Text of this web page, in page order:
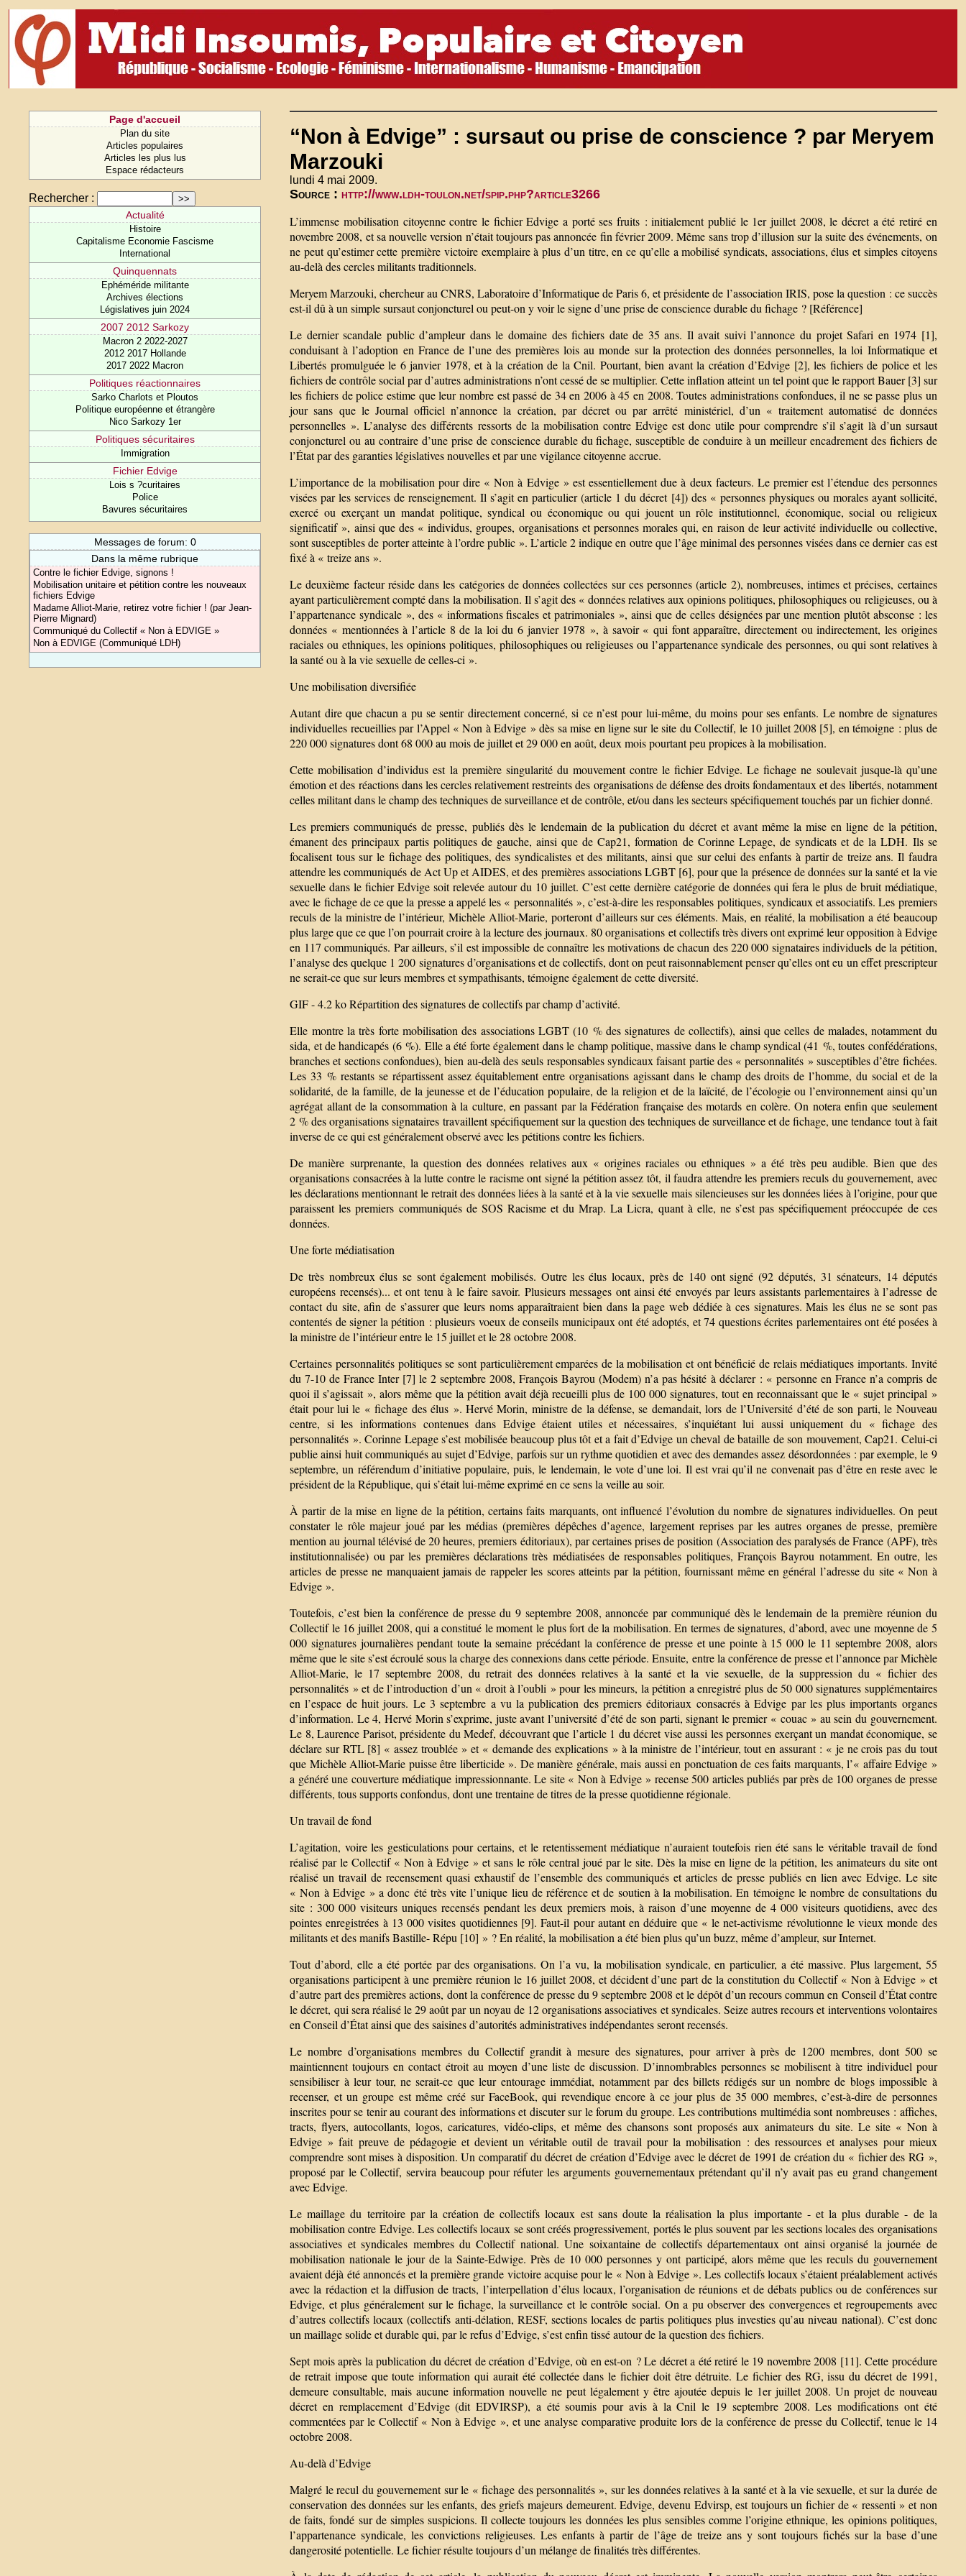
Page d'accueil
Plan du site
Articles populaires
Articles les plus lus
Espace rédacteurs
Rechercher :
Actualité
Histoire
Capitalisme Economie Fascisme
International
Quinquennats
Ephéméride militante
Archives élections
Législatives juin 2024
2007 2012 Sarkozy
Macron 2 2022-2027
2012 2017 Hollande
2017 2022 Macron
Politiques réactionnaires
Sarko Charlots et Ploutos
Politique européenne et étrangère
Nico Sarkozy 1er
Politiques sécuritaires
Immigration
Fichier Edvige
Lois s ?curitaires
Police
Bavures sécuritaires
Messages de forum: 0
Dans la même rubrique
Contre le fichier Edvige, signons !
Mobilisation unitaire et pétition contre les nouveaux
fichiers Edvige
Madame Alliot-Marie, retirez votre fichier ! (par Jean-
Pierre Mignard)
Communiqué du Collectif « Non à EDVIGE »
Non à EDVIGE (Communiqué LDH)
“Non à Edvige” : sursaut ou prise de conscience ? par Meryem
Marzouki
lundi 4 mai 2009.
Source :http://www.ldh-toulon.net/spip.php?article3266
L’immense mobilisation citoyenne contre le fichier Edvige a porté ses fruits : initialement publié le 1er juillet 2008, le décret a été retiré en
novembre 2008, et sa nouvelle version n’était toujours pas annoncée fin février 2009. Même sans trop d’illusion sur la suite des événements, on
ne peut qu’estimer cette première victoire exemplaire à plus d’un titre, en ce qu’elle a mobilisé syndicats, associations, élus et simples citoyens
au-delà des cercles militants traditionnels.
Meryem Marzouki, chercheur au CNRS, Laboratoire d’Informatique de Paris 6, et présidente de l’association IRIS, pose la question : ce succès
est-il dû à un simple sursaut conjoncturel ou peut-on y voir le signe d’une prise de conscience durable du fichage ? [Référence]
Le dernier scandale public d’ampleur dans le domaine des fichiers date de 35 ans. Il avait suivi l’annonce du projet Safari en 1974 [1],
conduisant à l’adoption en France de l’une des premières lois au monde sur la protection des données personnelles, la loi Informatique et
Libertés promulguée le 6 janvier 1978, et à la création de la Cnil. Pourtant, bien avant la création d’Edvige [2], les fichiers de police et les
fichiers de contrôle social par d’autres administrations n’ont cessé de se multiplier. Cette inflation atteint un tel point que le rapport Bauer [3] sur
les fichiers de police estime que leur nombre est passé de 34 en 2006 à 45 en 2008. Toutes administrations confondues, il ne se passe plus un
jour sans que le Journal officiel n’annonce la création, par décret ou par arrêté ministériel, d’un « traitement automatisé de données
personnelles ». L’analyse des différents ressorts de la mobilisation contre Edvige est donc utile pour comprendre s’il s’agit là d’un sursaut
conjoncturel ou au contraire d’une prise de conscience durable du fichage, susceptible de conduire à un meilleur encadrement des fichiers de
l’État par des garanties législatives nouvelles et par une vigilance citoyenne accrue.
L’importance de la mobilisation pour dire « Non à Edvige » est essentiellement due à deux facteurs. Le premier est l’étendue des personnes
visées par les services de renseignement. Il s’agit en particulier (article 1 du décret [4]) des « personnes physiques ou morales ayant sollicité,
exercé ou exerçant un mandat politique, syndical ou économique ou qui jouent un rôle institutionnel, économique, social ou religieux
significatif », ainsi que des « individus, groupes, organisations et personnes morales qui, en raison de leur activité individuelle ou collective,
sont susceptibles de porter atteinte à l’ordre public ». L’article 2 indique en outre que l’âge minimal des personnes visées dans ce dernier cas est
fixé à « treize ans ».
Le deuxième facteur réside dans les catégories de données collectées sur ces personnes (article 2), nombreuses, intimes et précises, certaines
ayant particulièrement compté dans la mobilisation. Il s’agit des « données relatives aux opinions politiques, philosophiques ou religieuses, ou à
l’appartenance syndicale », des « informations fiscales et patrimoniales », ainsi que de celles désignées par une mention plutôt absconse : les
données « mentionnées à l’article 8 de la loi du 6 janvier 1978 », à savoir « qui font apparaître, directement ou indirectement, les origines
raciales ou ethniques, les opinions politiques, philosophiques ou religieuses ou l’appartenance syndicale des personnes, ou qui sont relatives à
la santé ou à la vie sexuelle de celles-ci ».
Une mobilisation diversifiée
Autant dire que chacun a pu se sentir directement concerné, si ce n’est pour lui-même, du moins pour ses enfants. Le nombre de signatures
individuelles recueillies par l’Appel « Non à Edvige » dès sa mise en ligne sur le site du Collectif, le 10 juillet 2008 [5], en témoigne : plus de
220 000 signatures dont 68 000 au mois de juillet et 29 000 en août, deux mois pourtant peu propices à la mobilisation.
Cette mobilisation d’individus est la première singularité du mouvement contre le fichier Edvige. Le fichage ne soulevait jusque-là qu’une
émotion et des réactions dans les cercles relativement restreints des organisations de défense des droits fondamentaux et des libertés, notamment
celles militant dans le champ des techniques de surveillance et de contrôle, et/ou dans les secteurs spécifiquement touchés par un fichier donné.
Les premiers communiqués de presse, publiés dès le lendemain de la publication du décret et avant même la mise en ligne de la pétition,
émanent des principaux partis politiques de gauche, ainsi que de Cap21, formation de Corinne Lepage, de syndicats et de la LDH. Ils se
focalisent tous sur le fichage des politiques, des syndicalistes et des militants, ainsi que sur celui des enfants à partir de treize ans. Il faudra
attendre les communiqués de Act Up et AIDES, et des premières associations LGBT [6], pour que la présence de données sur la santé et la vie
sexuelle dans le fichier Edvige soit relevée autour du 10 juillet. C’est cette dernière catégorie de données qui fera le plus de bruit médiatique,
avec le fichage de ce que la presse a appelé les « personnalités », c’est-à-dire les responsables politiques, syndicaux et associatifs. Les premiers
reculs de la ministre de l’intérieur, Michèle Alliot-Marie, porteront d’ailleurs sur ces éléments. Mais, en réalité, la mobilisation a été beaucoup
plus large que ce que l’on pourrait croire à la lecture des journaux. 80 organisations et collectifs très divers ont exprimé leur opposition à Edvige
en 117 communiqués. Par ailleurs, s’il est impossible de connaître les motivations de chacun des 220 000 signataires individuels de la pétition,
l’analyse des quelque 1 200 signatures d’organisations et de collectifs, dont on peut raisonnablement penser qu’elles ont eu un effet prescripteur
ne serait-ce que sur leurs membres et sympathisants, témoigne également de cette diversité.
GIF - 4.2 ko Répartition des signatures de collectifs par champ d’activité.
Elle montre la très forte mobilisation des associations LGBT (10 % des signatures de collectifs), ainsi que celles de malades, notamment du
sida, et de handicapés (6 %). Elle a été forte également dans le champ politique, massive dans le champ syndical (41 %, toutes confédérations,
branches et sections confondues), bien au-delà des seuls responsables syndicaux faisant partie des « personnalités » susceptibles d’être fichées.
Les 33 % restants se répartissent assez équitablement entre organisations agissant dans le champ des droits de l’homme, du social et de la
solidarité, de la famille, de la jeunesse et de l’éducation populaire, de la religion et de la laïcité, de l’écologie ou l’environnement ainsi qu’un
agrégat allant de la consommation à la culture, en passant par la Fédération française des motards en colère. On notera enfin que seulement
2 % des organisations signataires travaillent spécifiquement sur la question des techniques de surveillance et de fichage, une tendance tout à fait
inverse de ce qui est généralement observé avec les pétitions contre les fichiers.
De manière surprenante, la question des données relatives aux « origines raciales ou ethniques » a été très peu audible. Bien que des
organisations consacrées à la lutte contre le racisme ont signé la pétition assez tôt, il faudra attendre les premiers reculs du gouvernement, avec
les déclarations mentionnant le retrait des données liées à la santé et à la vie sexuelle mais silencieuses sur les données liées à l’origine, pour que
paraissent les premiers communiqués de SOS Racisme et du Mrap. La Licra, quant à elle, ne s’est pas spécifiquement préoccupée de ces
données.
Une forte médiatisation
De très nombreux élus se sont également mobilisés. Outre les élus locaux, près de 140 ont signé (92 députés, 31 sénateurs, 14 députés
européens recensés)... et ont tenu à le faire savoir. Plusieurs messages ont ainsi été envoyés par leurs assistants parlementaires à l’adresse de
contact du site, afin de s’assurer que leurs noms apparaîtraient bien dans la page web dédiée à ces signatures. Mais les élus ne se sont pas
contentés de signer la pétition : plusieurs voeux de conseils municipaux ont été adoptés, et 74 questions écrites parlementaires ont été posées à
la ministre de l’intérieur entre le 15 juillet et le 28 octobre 2008.
Certaines personnalités politiques se sont particulièrement emparées de la mobilisation et ont bénéficié de relais médiatiques importants. Invité
du 7-10 de France Inter [7] le 2 septembre 2008, François Bayrou (Modem) n’a pas hésité à déclarer : « personne en France n’a compris de
quoi il s’agissait », alors même que la pétition avait déjà recueilli plus de 100 000 signatures, tout en reconnaissant que le « sujet principal »
était pour lui le « fichage des élus ». Hervé Morin, ministre de la défense, se demandait, lors de l’Université d’été de son parti, le Nouveau
centre, si les informations contenues dans Edvige étaient utiles et nécessaires, s’inquiétant lui aussi uniquement du « fichage des
personnalités ». Corinne Lepage s’est mobilisée beaucoup plus tôt et a fait d’Edvige un cheval de bataille de son mouvement, Cap21. Celui-ci
publie ainsi huit communiqués au sujet d’Edvige, parfois sur un rythme quotidien et avec des demandes assez désordonnées : par exemple, le 9
septembre, un référendum d’initiative populaire, puis, le lendemain, le vote d’une loi. Il est vrai qu’il ne convenait pas d’être en reste avec le
président de la République, qui s’était lui-même exprimé en ce sens la veille au soir.
À partir de la mise en ligne de la pétition, certains faits marquants, ont influencé l’évolution du nombre de signatures individuelles. On peut
constater le rôle majeur joué par les médias (premières dépêches d’agence, largement reprises par les autres organes de presse, première
mention au journal télévisé de 20 heures, premiers éditoriaux), par certaines prises de position (Association des paralysés de France (APF), très
institutionnalisée) ou par les premières déclarations très médiatisées de responsables politiques, François Bayrou notamment. En outre, les
articles de presse ne manquaient jamais de rappeler les scores atteints par la pétition, fournissant même en général l’adresse du site « Non à
Edvige ».
Toutefois, c’est bien la conférence de presse du 9 septembre 2008, annoncée par communiqué dès le lendemain de la première réunion du
Collectif le 16 juillet 2008, qui a constitué le moment le plus fort de la mobilisation. En termes de signatures, d’abord, avec une moyenne de 5
000 signatures journalières pendant toute la semaine précédant la conférence de presse et une pointe à 15 000 le 11 septembre 2008, alors
même que le site s’est écroulé sous la charge des connexions dans cette période. Ensuite, entre la conférence de presse et l’annonce par Michèle
Alliot-Marie, le 17 septembre 2008, du retrait des données relatives à la santé et la vie sexuelle, de la suppression du « fichier des
personnalités » et de l’introduction d’un « droit à l’oubli » pour les mineurs, la pétition a enregistré plus de 50 000 signatures supplémentaires
en l’espace de huit jours. Le 3 septembre a vu la publication des premiers éditoriaux consacrés à Edvige par les plus importants organes
d’information. Le 4, Hervé Morin s’exprime, juste avant l’université d’été de son parti, signant le premier « couac » au sein du gouvernement.
Le 8, Laurence Parisot, présidente du Medef, découvrant que l’article 1 du décret vise aussi les personnes exerçant un mandat économique, se
déclare sur RTL [8] « assez troublée » et « demande des explications » à la ministre de l’intérieur, tout en assurant : « je ne crois pas du tout
que Michèle Alliot-Marie puisse être liberticide ». De manière générale, mais aussi en ponctuation de ces faits marquants, l’« affaire Edvige »
a généré une couverture médiatique impressionnante. Le site « Non à Edvige » recense 500 articles publiés par près de 100 organes de presse
différents, tous supports confondus, dont une trentaine de titres de la presse quotidienne régionale.
Un travail de fond
L’agitation, voire les gesticulations pour certains, et le retentissement médiatique n’auraient toutefois rien été sans le véritable travail de fond
réalisé par le Collectif « Non à Edvige » et sans le rôle central joué par le site. Dès la mise en ligne de la pétition, les animateurs du site ont
réalisé un travail de recensement quasi exhaustif de l’ensemble des communiqués et articles de presse publiés en lien avec Edvige. Le site
« Non à Edvige » a donc été très vite l’unique lieu de référence et de soutien à la mobilisation. En témoigne le nombre de consultations du
site : 300 000 visiteurs uniques recensés pendant les deux premiers mois, à raison d’une moyenne de 4 000 visiteurs quotidiens, avec des
pointes enregistrées à 13 000 visites quotidiennes [9]. Faut-il pour autant en déduire que « le net-activisme révolutionne le vieux monde des
militants et des manifs Bastille- Répu [10] » ? En réalité, la mobilisation a été bien plus qu’un buzz, même d’ampleur, sur Internet.
Tout d’abord, elle a été portée par des organisations. On l’a vu, la mobilisation syndicale, en particulier, a été massive. Plus largement, 55
organisations participent à une première réunion le 16 juillet 2008, et décident d’une part de la constitution du Collectif « Non à Edvige » et
d’autre part des premières actions, dont la conférence de presse du 9 septembre 2008 et le dépôt d’un recours commun en Conseil d’État contre
le décret, qui sera réalisé le 29 août par un noyau de 12 organisations associatives et syndicales. Seize autres recours et interventions volontaires
en Conseil d’État ainsi que des saisines d’autorités administratives indépendantes seront recensés.
Le nombre d’organisations membres du Collectif grandit à mesure des signatures, pour arriver à près de 1200 membres, dont 500 se
maintiennent toujours en contact étroit au moyen d’une liste de discussion. D’innombrables personnes se mobilisent à titre individuel pour
sensibiliser à leur tour, ne serait-ce que leur entourage immédiat, notamment par des billets rédigés sur un nombre de blogs impossible à
recenser, et un groupe est même créé sur FaceBook, qui revendique encore à ce jour plus de 35 000 membres, c’est-à-dire de personnes
inscrites pour se tenir au courant des informations et discuter sur le forum du groupe. Les contributions multimédia sont nombreuses : affiches,
tracts, flyers, autocollants, logos, caricatures, vidéo-clips, et même des chansons sont proposés aux animateurs du site. Le site « Non à
Edvige » fait preuve de pédagogie et devient un véritable outil de travail pour la mobilisation : des ressources et analyses pour mieux
comprendre sont mises à disposition. Un comparatif du décret de création d’Edvige avec le décret de 1991 de création du « fichier des RG »,
proposé par le Collectif, servira beaucoup pour réfuter les arguments gouvernementaux prétendant qu’il n’y avait pas eu grand changement
avec Edvige.
Le maillage du territoire par la création de collectifs locaux est sans doute la réalisation la plus importante - et la plus durable - de la
mobilisation contre Edvige. Les collectifs locaux se sont créés progressivement, portés le plus souvent par les sections locales des organisations
associatives et syndicales membres du Collectif national. Une soixantaine de collectifs départementaux ont ainsi organisé la journée de
mobilisation nationale le jour de la Sainte-Edwige. Près de 10 000 personnes y ont participé, alors même que les reculs du gouvernement
avaient déjà été annoncés et la première grande victoire acquise pour le « Non à Edvige ». Les collectifs locaux s’étaient préalablement activés
avec la rédaction et la diffusion de tracts, l’interpellation d’élus locaux, l’organisation de réunions et de débats publics ou de conférences sur
Edvige, et plus généralement sur le fichage, la surveillance et le contrôle social. On a pu observer des convergences et regroupements avec
d’autres collectifs locaux (collectifs anti-délation, RESF, sections locales de partis politiques plus investies qu’au niveau national). C’est donc
un maillage solide et durable qui, par le refus d’Edvige, s’est enfin tissé autour de la question des fichiers.
Sept mois après la publication du décret de création d’Edvige, où en est-on ? Le décret a été retiré le 19 novembre 2008 [11]. Cette procédure
de retrait impose que toute information qui aurait été collectée dans le fichier doit être détruite. Le fichier des RG, issu du décret de 1991,
demeure consultable, mais aucune information nouvelle ne peut légalement y être ajoutée depuis le 1er juillet 2008. Un projet de nouveau
décret en remplacement d’Edvige (dit EDVIRSP), a été soumis pour avis à la Cnil le 19 septembre 2008. Les modifications ont été
commentées par le Collectif « Non à Edvige », et une analyse comparative produite lors de la conférence de presse du Collectif, tenue le 14
octobre 2008.
Au-delà d’Edvige
Malgré le recul du gouvernement sur le « fichage des personnalités », sur les données relatives à la santé et à la vie sexuelle, et sur la durée de
conservation des données sur les enfants, des griefs majeurs demeurent. Edvige, devenu Edvirsp, est toujours un fichier de « ressenti » et non
de faits, fondé sur de simples suspicions. Il collecte toujours les données les plus sensibles comme l’origine ethnique, les opinions politiques,
l’appartenance syndicale, les convictions religieuses. Les enfants à partir de l’âge de treize ans y sont toujours fichés sur la base d’une
dangerosité potentielle. Le fichier résulte toujours d’un mélange de finalités très différentes.